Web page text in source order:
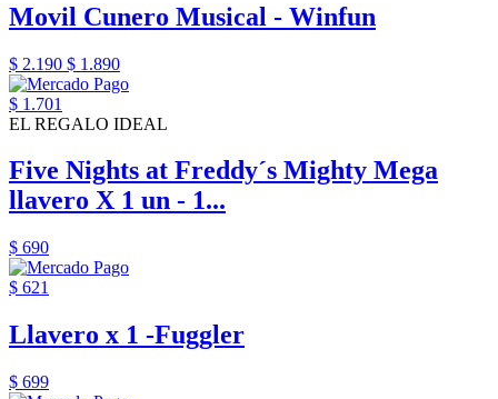
Movil Cunero Musical - Winfun
$ 2.190 $ 1.890
$ 1.701
EL REGALO IDEAL
Five Nights at Freddy´s Mighty Mega
llavero X 1 un - 1...
$ 690
$ 621
Llavero x 1 -Fuggler
$ 699